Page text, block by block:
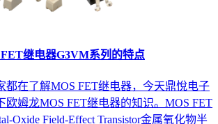
FET继电器G3VM系列的特点
都在了解MOS FET继电器，今天鼎悅电子
欧姆龙MOS FET继电器的知识。MOS FET
Oxide Field-Effect Transistor金属氧化物半